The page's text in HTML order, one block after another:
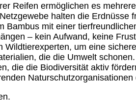
Reifen ermöglichen es
halten die Erdnüsse
Bambus mit einer
– kein Aufwand, keine
um eine
die die Umwelt schonen.
die die Biodiversität aktiv
Naturschutzorganisationen